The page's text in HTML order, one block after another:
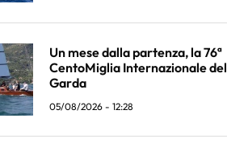
Un mese dalla partenza, la 76ª
CentoMiglia Internazionale del
Garda
05/08/2026 - 12:28